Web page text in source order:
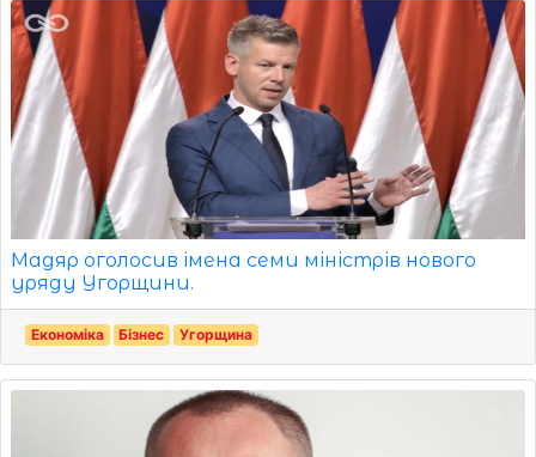
Мадяр оголосив імена семи міністрів нового
уряду Угорщини.
Економіка Бізнес Угорщина